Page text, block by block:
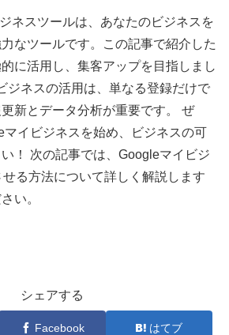
ネスツールは、あなたのビジネスを
なツールです。この記事で紹介した
に活用し、集客アップを目指しまし
ジネスの活用は、単なる登録だけで
新とデータ分析が重要です。 ぜ
マイビジネスを始め、ビジネスの可
！ 次の記事では、Googleマイビジ
る方法について詳しく解説します
い。
シェアする
Facebook はてブ